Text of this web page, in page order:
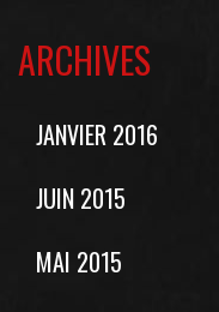
ARCHIVES
JANVIER 2016
JUIN 2015
MAI 2015